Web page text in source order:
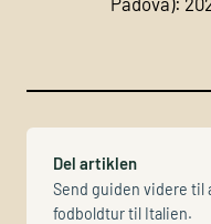
Del artiklen
Send guiden videre til
fodboldtur til Italien.